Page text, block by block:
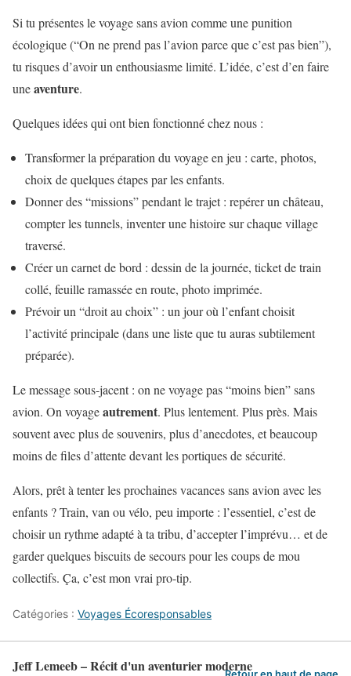
Si tu présentes le voyage sans avion comme une punition
écologique (“On ne prend pas l’avion parce que c’est pas bien”),
tu risques d’avoir un enthousiasme limité. L’idée, c’est d’en faire
uneaventure.
Quelques idées qui ont bien fonctionné chez nous :
Transformer la préparation du voyage en jeu : carte, photos,
choix de quelques étapes par les enfants.
Donner des “missions” pendant le trajet : repérer un château,
compter les tunnels, inventer une histoire sur chaque village
traversé.
Créer un carnet de bord : dessin de la journée, ticket de train
collé, feuille ramassée en route, photo imprimée.
Prévoir un “droit au choix” : un jour où l’enfant choisit
l’activité principale (dans une liste que tu auras subtilement
préparée).
Le message sous-jacent : on ne voyage pas “moins bien” sans
avion. On voyageautrement. Plus lentement. Plus près. Mais
souvent avec plus de souvenirs, plus d’anecdotes, et beaucoup
moins de files d’attente devant les portiques de sécurité.
Alors, prêt à tenter les prochaines vacances sans avion avec les
enfants ? Train, van ou vélo, peu importe : l’essentiel, c’est de
choisir un rythme adapté à ta tribu, d’accepter l’imprévu… et de
garder quelques biscuits de secours pour les coups de mou
collectifs. Ça, c’est mon vrai pro-tip.
Catégories : Voyages Écoresponsables
Jeff Lemeeb – Récit d'un aventurier moderne